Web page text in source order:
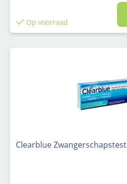
Op voorraad
Clearblue Zwangerschapstest